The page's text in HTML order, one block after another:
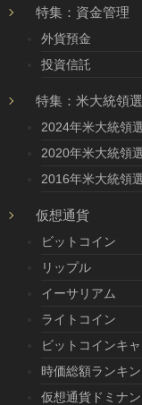
特集：資金管理
外貨預金
投資信託
特集：米大統領選
2024年米大統領
2020年米大統領
2016年米大統領
仮想通貨
ビットコイン
リップル
イーサリアム
ライトコイン
ビットコインキャ
時価総額ランキ
仮想通貨ドミナン